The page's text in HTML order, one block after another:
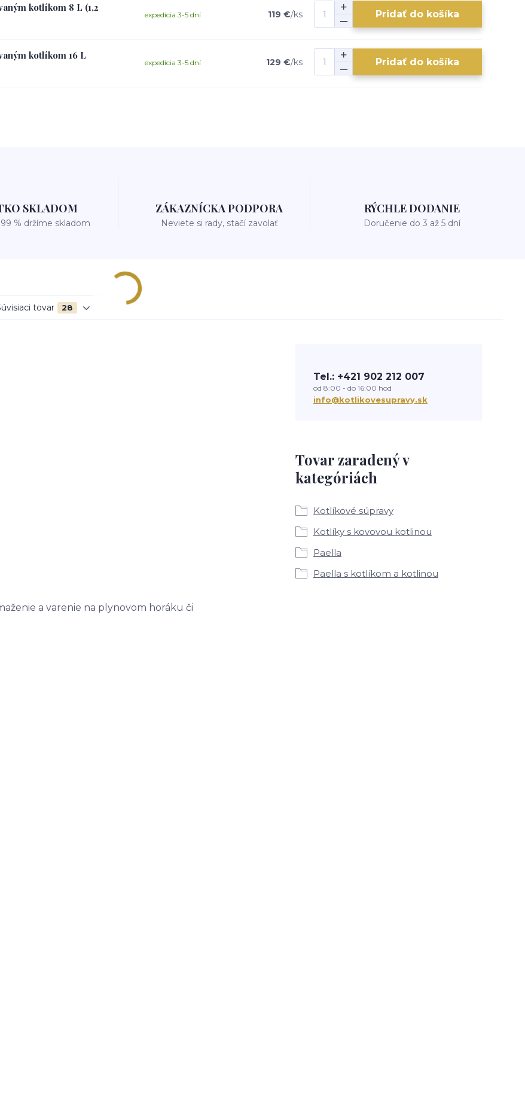
kotlíkom 8 L (1,2
119 €/ks
expedícia 3-5 dní Pridať do košíka
kotlíkom 16 L
129 €/ks
expedícia 3-5 dní Pridať do košíka
SKLADOM
% držíme skladom
ZÁKAZNÍCKA PODPORA
Neviete si rady, stačí zavolať
RÝCHLE DODANIE
Doručenie do 3 až 5 dní
tovar 28
a varenie na plynovom horáku či
Tovar zaradený v
kategóriách
Kotlíkové súpravy
Kotlíky s kovovou kotlinou
Paella
Paella s kotlíkom a kotlinou
Tel.: +421 902 212 007
od 8:00 - do 16:00 hod
info@kotlikovesupravy.sk